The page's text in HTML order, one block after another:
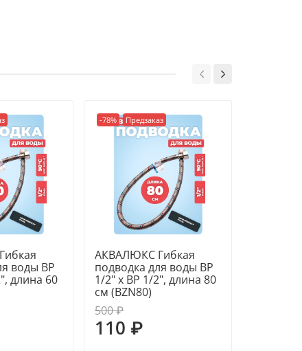
Бар;
до 90 °С;
проволоки.
воды ВР
длина 60
-78% Предзаказ
АКВАЛЮКС Гибкая
подводка для воды ВР
1/2" х ВР 1/2", длина 80
см (BZN80)
500 ₽
110 ₽